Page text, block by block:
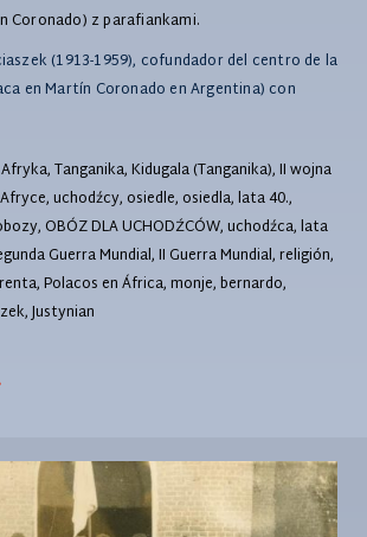
Coronado) z parafiankami.
(1913-1959), cofundador del centro de la
en Martín Coronado en Argentina) con
Tanganika, Kidugala (Tanganika), II wojna
uchodźcy, osiedle, osiedla, lata 40.,
OBÓZ DLA UCHODŹCÓW, uchodźca, lata
Guerra Mundial, II Guerra Mundial, religión,
Polacos en África, monje, bernardo,
Justynian